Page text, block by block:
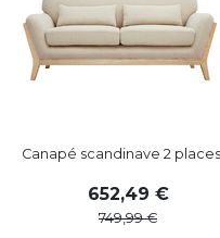
Canapé scandinave 2 places
652,49
749,99